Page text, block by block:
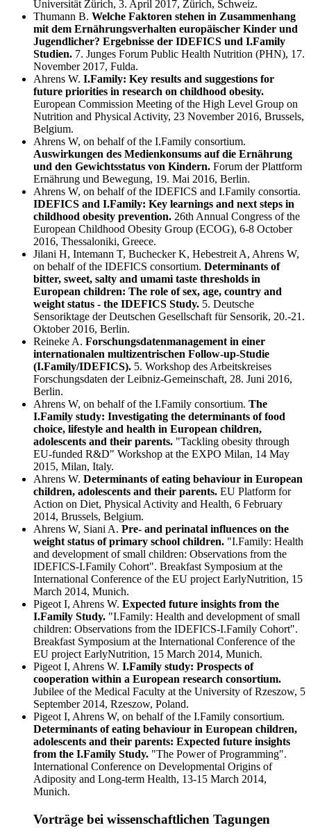
Universität Zürich, 3. April 2017, Zürich, Schweiz.
Thumann B. Welche Faktoren stehen in Zusammenhang
mit dem Ernährungsverhalten europäischer Kinder und
Jugendlicher? Ergebnisse der IDEFICS und I.Family
Studien. 7. Junges Forum Public Health Nutrition (PHN), 17.
November 2017, Fulda.
Ahrens W. I.Family: Key results and suggestions for
future priorities in research on childhood obesity.
European Commission Meeting of the High Level Group on
Nutrition and Physical Activity, 23 November 2016, Brussels,
Belgium.
Ahrens W, on behalf of the I.Family consortium.
Auswirkungen des Medienkonsums auf die Ernährung
und den Gewichtsstatus von Kindern. Forum der Plattform
Ernährung und Bewegung, 19. Mai 2016, Berlin.
Ahrens W, on behalf of the IDEFICS and I.Family consortia.
IDEFICS and I.Family: Key learnings and next steps in
childhood obesity prevention. 26th Annual Congress of the
European Childhood Obesity Group (ECOG), 6-8 October
2016, Thessaloniki, Greece.
Jilani H, Intemann T, Buchecker K, Hebestreit A, Ahrens W,
on behalf of the IDEFICS consortium. Determinants of
bitter, sweet, salty and umami taste thresholds in
European children: The role of sex, age, country and
weight status - the IDEFICS Study. 5. Deutsche
Sensoriktage der Deutschen Gesellschaft für Sensorik, 20.-21.
Oktober 2016, Berlin.
Reineke A. Forschungsdatenmanagement in einer
internationalen multizentrischen Follow-up-Studie
(I.Family/IDEFICS). 5. Workshop des Arbeitskreises
Forschungsdaten der Leibniz-Gemeinschaft, 28. Juni 2016,
Berlin.
Ahrens W, on behalf of the I.Family consortium. The
I.Family study: Investigating the determinants of food
choice, lifestyle and health in European children,
adolescents and their parents. "Tackling obesity through
EU-funded R&D" Workshop at the EXPO Milan, 14 May
2015, Milan, Italy.
Ahrens W. Determinants of eating behaviour in European
children, adolescents and their parents. EU Platform for
Action on Diet, Physical Activity and Health, 6 February
2014, Brussels, Belgium.
Ahrens W, Siani A. Pre- and perinatal influences on the
weight status of primary school children. "I.Family: Health
and development of small children: Observations from the
IDEFICS-I.Family Cohort". Breakfast Symposium at the
International Conference of the EU project EarlyNutrition, 15
March 2014, Munich.
Pigeot I, Ahrens W. Expected future insights from the
I.Family Study. "I.Family: Health and development of small
children: Observations from the IDEFICS-I.Family Cohort".
Breakfast Symposium at the International Conference of the
EU project EarlyNutrition, 15 March 2014, Munich.
Pigeot I, Ahrens W. I.Family study: Prospects of
cooperation within a European research consortium.
Jubilee of the Medical Faculty at the University of Rzeszow, 5
September 2014, Rzeszow, Poland.
Pigeot I, Ahrens W, on behalf of the I.Family consortium.
Determinants of eating behaviour in European children,
adolescents and their parents: Expected future insights
from the I.Family Study. "The Power of Programming".
International Conference on Developmental Origins of
Adiposity and Long-term Health, 13-15 March 2014,
Munich.
Vorträge bei wissenschaftlichen Tagungen